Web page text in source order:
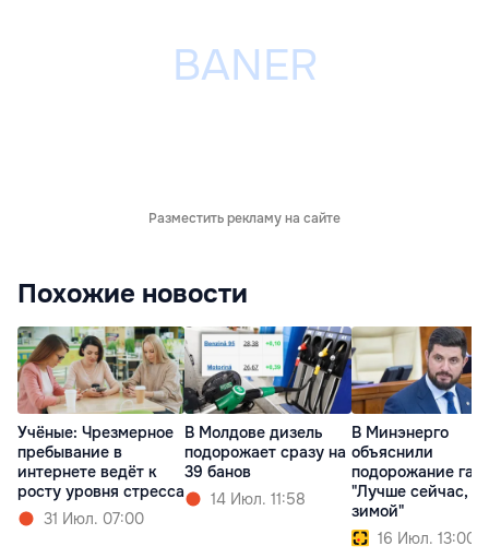
Разместить рекламу на сайте
Похожие новости
Учёные: Чрезмерное
пребывание в
интернете ведёт к
росту уровня стресса
31 Июл. 07:00
В Молдове дизель
подорожает сразу на
39 банов
14 Июл. 11:58
В Минэнерго
объяснили
подорожание
"Лучше сейчас,
зимой"
16 Июл. 13:00